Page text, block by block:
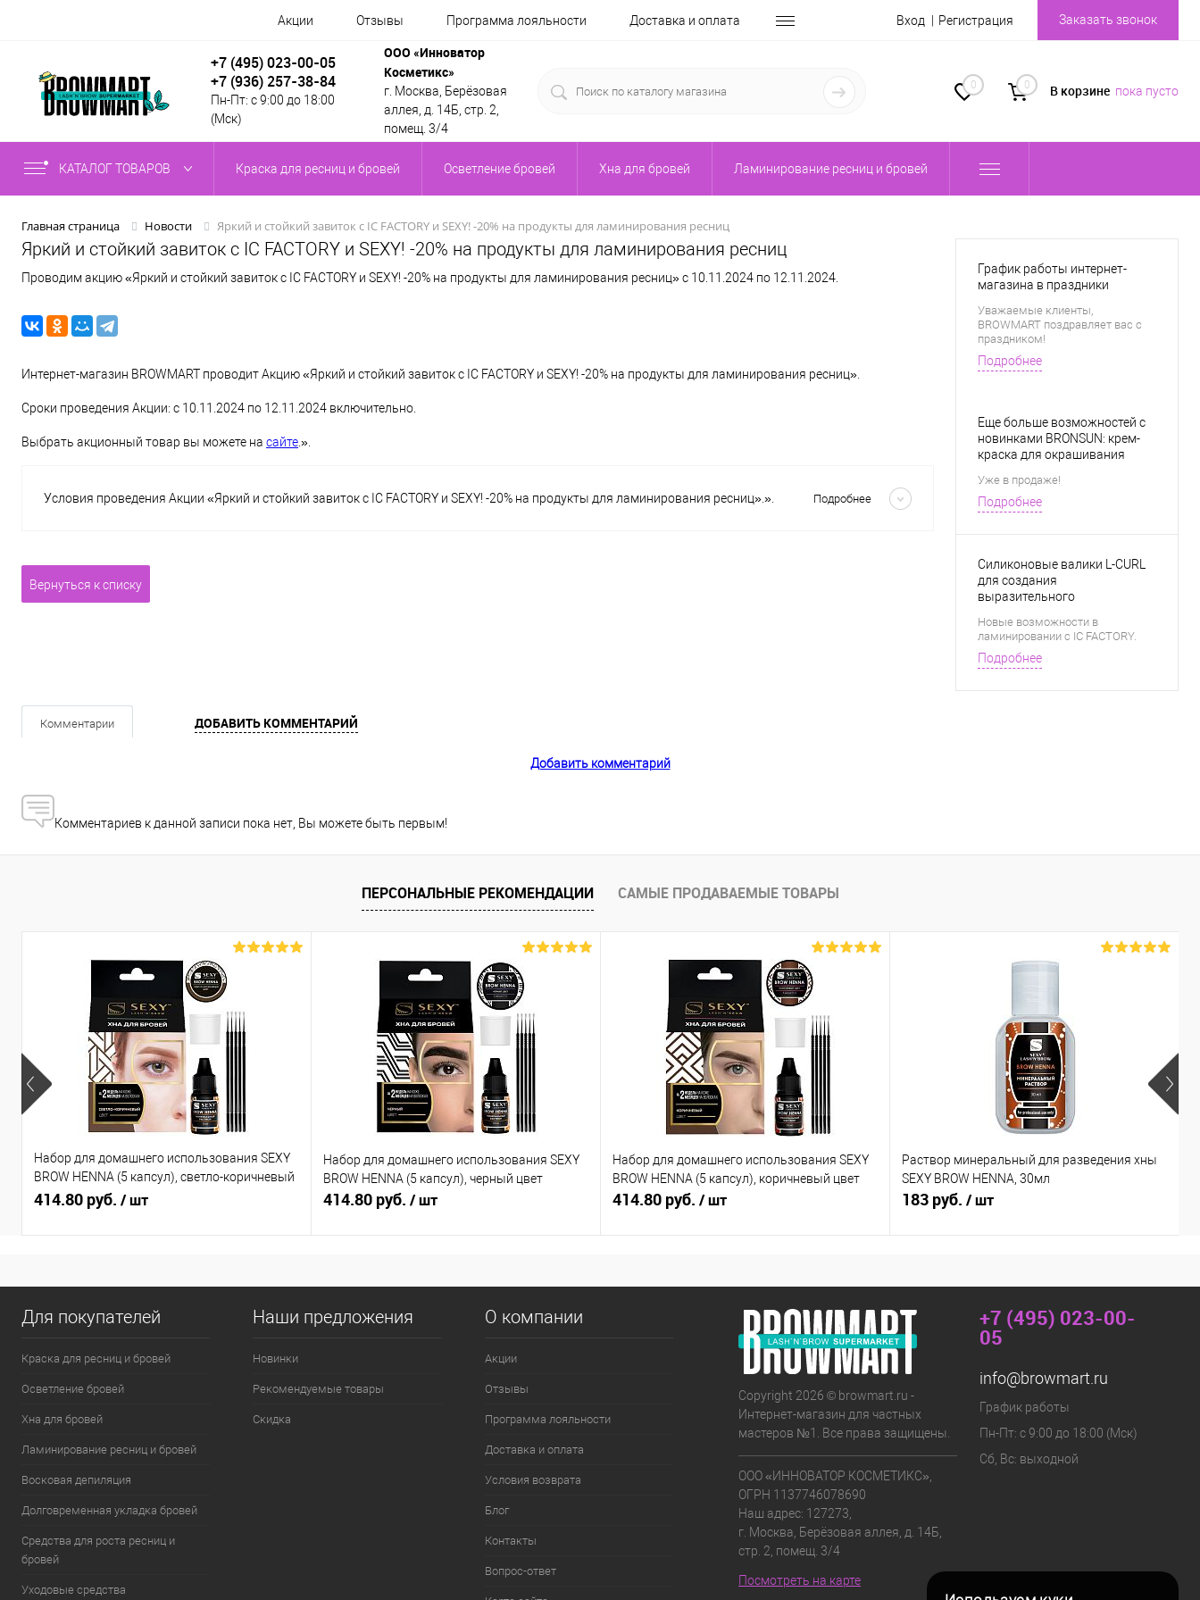
Акции Отзывы Программа лояльности Доставка и оплата Вход Регистрация Заказать звонок
+7 (495) 023-00-05
+7 (936) 257-38-84
Пн-Пт: с 9:00 до 18:00
(Мск)
ООО «Инноватор
Косметикс»
г. Москва, Берёзовая
аллея, д. 14Б, стр. 2,
помещ. 3/4
0 0 В корзине пока пусто
КАТАЛОГ ТОВАРОВ Краска для ресниц и бровей Осветление бровей Хна для бровей Ламинирование ресниц и бровей
Главная страница Новости Яркий и стойкий завиток с IC FACTORY и SEXY! -20% на продукты для ламинирования ресниц
Яркий и стойкий завиток с IC FACTORY и SEXY! -20% на продукты для ламинирования ресниц
Проводим акцию «Яркий и стойкий завиток с IC FACTORY и SEXY! -20% на продукты для ламинирования ресниц» с 10.11.2024 по 12.11.2024.
Интернет-магазин BROWMART проводит Акцию «Яркий и стойкий завиток с IC FACTORY и SEXY! -20% на продукты для ламинирования ресниц».
Сроки проведения Акции: с 10.11.2024 по 12.11.2024 включительно.
Выбрать акционный товар вы можете на сайте.».
Условия проведения Акции «Яркий и стойкий завиток с IC FACTORY и SEXY! -20% на продукты для ламинирования ресниц».».
Подробнее
Вернуться к списку
График работы интернет-
магазина в праздники
Уважаемые клиенты,
BROWMART поздравляет вас с
праздником!
Подробнее
Еще больше возможностей с
новинками BRONSUN: крем-
краска для окрашивания
техниках и разбавитель для
создания новых оттенков.
Уже в продаже!
Подробнее
Силиконовые валики L-CURL
для создания
выразительного
Новые возможности в
ламинировании с IC FACTORY.
Подробнее
Комментарии ДОБАВИТЬ КОММЕНТАРИЙ
Добавить комментарий
Комментариев к данной записи пока нет, Вы можете быть первым!
ПЕРСОНАЛЬНЫЕ РЕКОМЕНДАЦИИ САМЫЕ ПРОДАВАЕМЫЕ ТОВАРЫ
Набор для домашнего использования SEXY
BROW HENNA (5 капсул), светло-коричневый
цвет
414.80 руб. / шт
Набор для домашнего использования SEXY
BROW HENNA (5 капсул), черный цвет
414.80 руб. / шт
Набор для домашнего использования SEXY
BROW HENNA (5 капсул), коричневый цвет
414.80 руб. / шт
Раствор минеральный для разведения хны
SEXY BROW HENNA, 30мл
183 руб. / шт
Для покупателей
Краска для ресниц и бровей
Осветление бровей
Хна для бровей
Ламинирование ресниц и бровей
Восковая депиляция
Долговременная укладка бровей
Средства для роста ресниц и
бровей
Уходовые средства
Наши предложения
Новинки
Рекомендуемые товары
Скидка
О компании
Акции
Отзывы
Программа лояльности
Доставка и оплата
Условия возврата
Блог
Контакты
Вопрос-ответ
Copyright 2026 © browmart.ru -
Интернет-магазин для частных
мастеров №1. Все права защищены.
ООО «ИННОВАТОР КОСМЕТИКС»,
ОГРН 1137746078690
Наш адрес: 127273,
г. Москва, Берёзовая аллея, д. 14Б,
стр. 2, помещ. 3/4
Посмотреть на карте
+7 (495) 023-00-
05
info@browmart.ru
График работы
Пн-Пт: с 9:00 до 18:00 (Мск)
Сб, Вс: выходной